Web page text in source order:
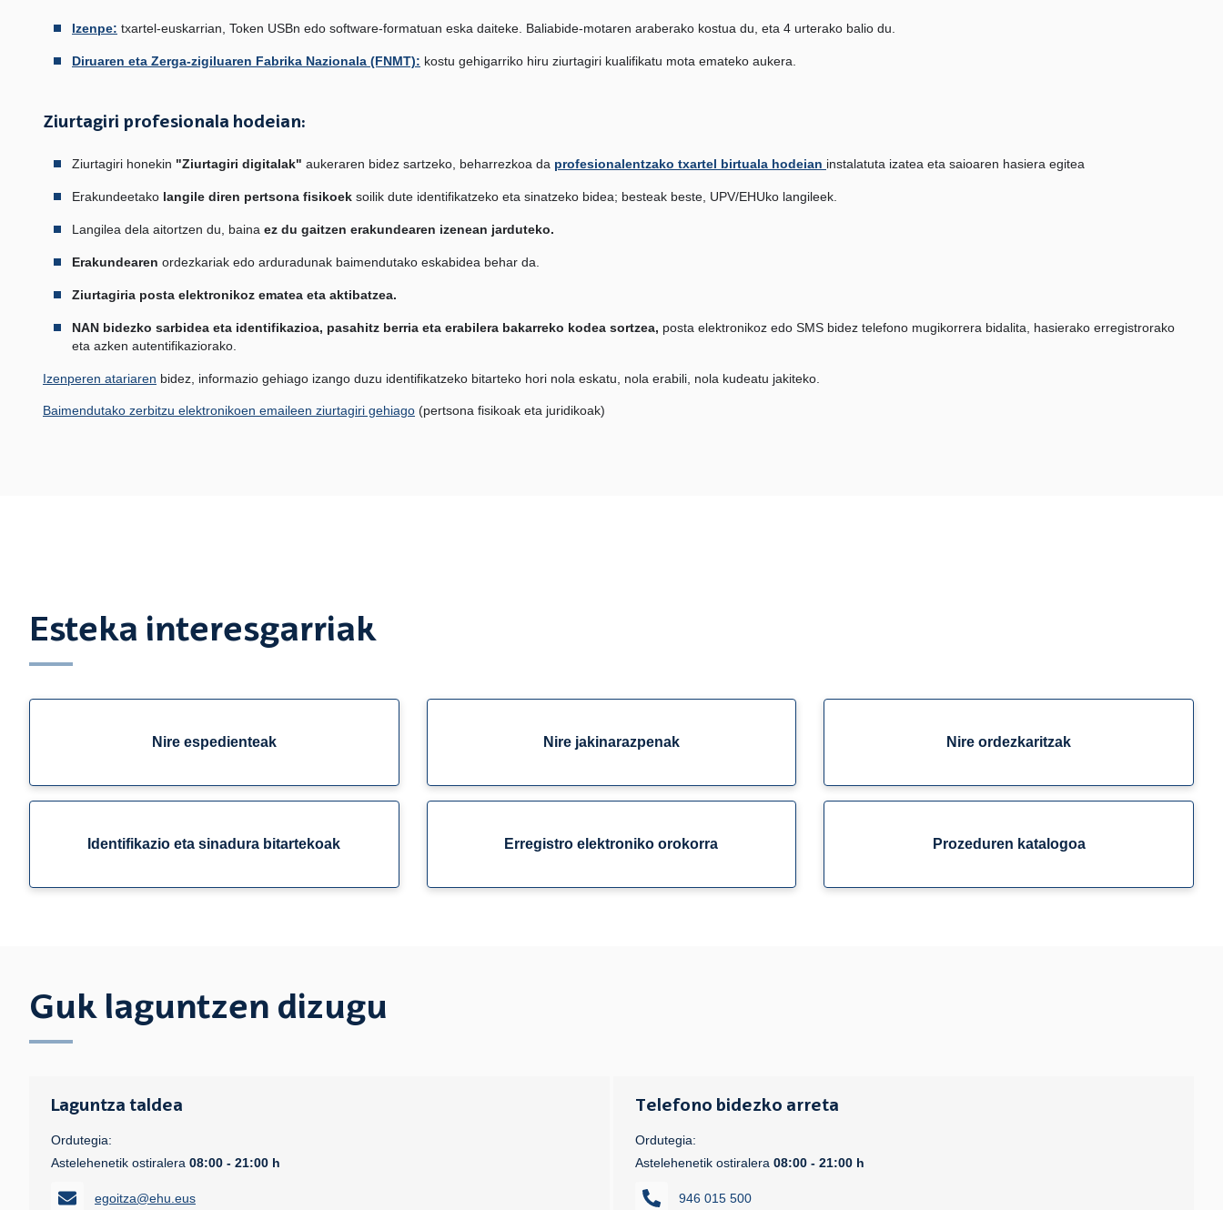
Izenpe: txartel-euskarrian, Token USBn edo software-formatuan eska daiteke. Baliabide-motaren araberako kostua du, eta 4 urterako balio du.
Diruaren eta Zerga-zigiluaren Fabrika Nazionala (FNMT): kostu gehigarriko hiru ziurtagiri kualifikatu mota emateko aukera.
Ziurtagiri profesionala hodeian:
Ziurtagiri honekin "Ziurtagiri digitalak" aukeraren bidez sartzeko, beharrezkoa da profesionalentzako txartel birtuala hodeian instalatuta izatea eta saioaren hasiera egitea
Erakundeetako langile diren pertsona fisikoek soilik dute identifikatzeko eta sinatzeko bidea; besteak beste, UPV/EHUko langileek.
Langilea dela aitortzen du, baina ez du gaitzen erakundearen izenean jarduteko.
Erakundearen ordezkariak edo arduradunak baimendutako eskabidea behar da.
Ziurtagiria posta elektronikoz ematea eta aktibatzea.
NAN bidezko sarbidea eta identifikazioa, pasahitz berria eta erabilera bakarreko kodea sortzea, posta elektronikoz edo SMS bidez telefono mugikorrera bidalita, hasierako erregistrorako
eta azken autentifikaziorako.
Izenperen atariaren bidez, informazio gehiago izango duzu identifikatzeko bitarteko hori nola eskatu, nola erabili, nola kudeatu jakiteko.
Baimendutako zerbitzu elektronikoen emaileen ziurtagiri gehiago (pertsona fisikoak eta juridikoak)
Esteka interesgarriak
Nire espedienteak Nire jakinarazpenak Nire ordezkaritzak
Identifikazio eta sinadura bitartekoak Erregistro elektroniko orokorra Prozeduren katalogoa
Guk laguntzen dizugu
Laguntza taldea
Ordutegia:
Astelehenetik ostiralera 08:00 - 21:00 h
egoitza@ehu.eus
Telefono bidezko arreta
Ordutegia:
Astelehenetik ostiralera 08:00 - 21:00 h
946 015 500